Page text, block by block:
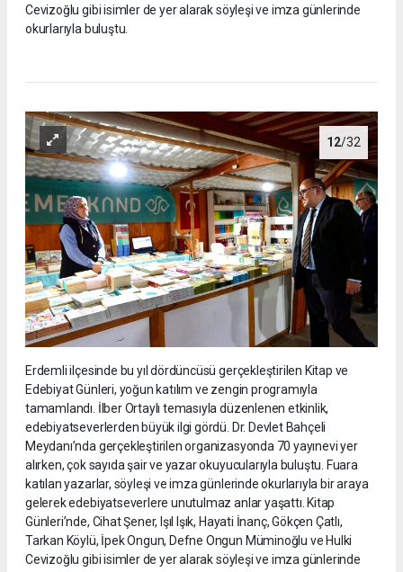
Cevizoğlu gibi isimler de yer alarak söyleşi ve imza günlerinde
okurlarıyla buluştu.
12/32
Erdemli ilçesinde bu yıl dördüncüsü gerçekleştirilen Kitap ve
Edebiyat Günleri, yoğun katılım ve zengin programıyla
tamamlandı. İlber Ortaylı temasıyla düzenlenen etkinlik,
edebiyatseverlerden büyük ilgi gördü. Dr. Devlet Bahçeli
Meydanı’nda gerçekleştirilen organizasyonda 70 yayınevi yer
alırken, çok sayıda şair ve yazar okuyucularıyla buluştu. Fuara
katılan yazarlar, söyleşi ve imza günlerinde okurlarıyla bir araya
gelerek edebiyatseverlere unutulmaz anlar yaşattı. Kitap
Günleri’nde, Cihat Şener, Işıl Işık, Hayati İnanç, Gökçen Çatlı,
Tarkan Köylü, İpek Ongun, Defne Ongun Müminoğlu ve Hulki
Cevizoğlu gibi isimler de yer alarak söyleşi ve imza günlerinde